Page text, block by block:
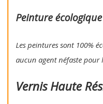
Peinture écologique
Les peintures sont 100%
aucun agent néfaste pour
Vernis Haute